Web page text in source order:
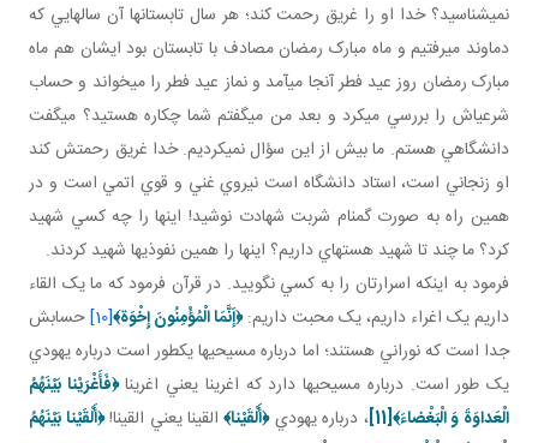
نمي شناسيد؟ خدا او را غريق رحمت کند؛ هر سال تابستان ها آن سال­هايي که
دماوند مي رفتيم و ماه مبارک رمضان مصادف با تابستان بود ايشان هم ماه
مبارک رمضان روز عيد فطر آنجا مي آمد و نماز عيد فطر را مي خواند و حساب
شرعي اش را بررسي مي کرد و بعد من مي گفتم شما چکاره هستيد؟ مي گفت
دانشگاهي هستم. ما بيش از اين سؤال نمي کرديم. خدا غريق رحمتش کند
او زنجاني است، استاد دانشگاه است نيروي غني و قوي اتمي است و در
همين راه به صورت گمنام شربت شهادت نوشيد! اينها را چه کسي شهيد
کرد؟ ما چند تا شهيد هسته اي داريم؟ اينها را همين نفوذي ها شهيد کردند.
فرمود به اينکه اسرارتان را به کسي نگوييد. در قرآن فرمود که ما يک القاء
داريم يک اغراء داريم، يک محبت داريم:﴿إَنَّمَا الْمُؤْمِنُونَ إِخْوَة﴾[10]
حسابش
جدا است که نوراني هستند؛ اما درباره مسيحي ها يک طور است درباره يهودي
يک طور است. درباره مسيحي ها دارد که اغرينا يعني اغرينا﴿فَأَغْرَيْنا بَيْنَهُمُ
الْعَداوَةَ وَ الْبَغْضاءَ﴾[11] ، درباره يهودي﴿أَلْقَيْنا﴾ القينا يعني القينا!﴿أَلْقَيْنا بَيْنَهُمُ